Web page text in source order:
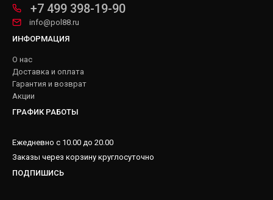
+7 499 398-19-90
info@pol88.ru
ИНФОРМАЦИЯ
О нас
Доставка и оплата
Гарантия и возврат
Акции
ГРАФИК РАБОТЫ
Ежедневно с 10.00 до 20.00
Заказы через корзину круглосуточно
ПОДПИШИСЬ